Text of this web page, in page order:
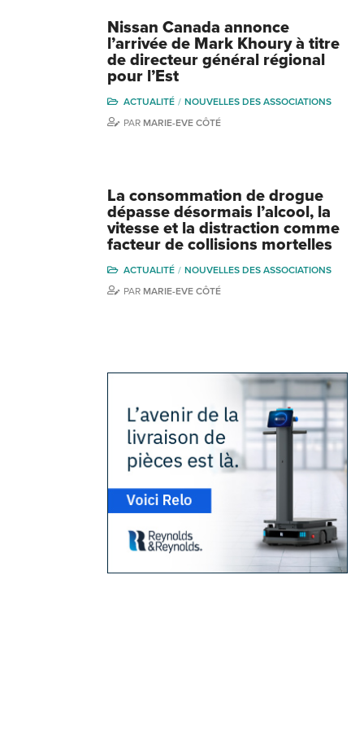
Nissan Canada annonce
l’arrivée de Mark Khoury à titre
de directeur général régional
pour l’Est
ACTUALITÉ
NOUVELLES DES ASSOCIATIONS
PAR MARIE-EVE CÔTÉ
La consommation de drogue
dépasse désormais l’alcool, la
vitesse et la distraction comme
facteur de collisions mortelles
ACTUALITÉ
NOUVELLES DES ASSOCIATIONS
PAR MARIE-EVE CÔTÉ